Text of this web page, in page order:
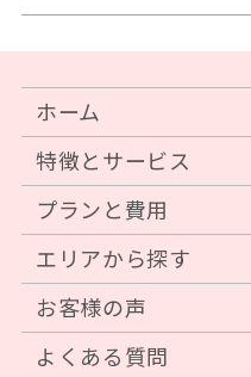
ホーム
特徴とサービス
プランと費用
エリアから探す
お客様の声
よくある質問